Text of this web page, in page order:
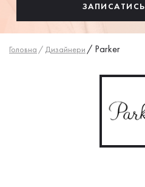
ЗАПИСАТИСЬ
Головна / Дизайнери / Parker